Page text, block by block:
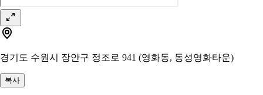
경기도 수원시 장안구 정조로 941 (영화동, 동성영화타운)
복사